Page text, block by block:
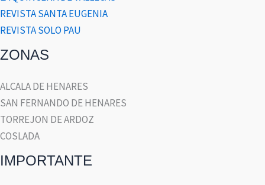
REVISTA SANTA EUGENIA
REVISTA SOLO PAU
ZONAS
ALCALA DE HENARES
SAN FERNANDO DE HENARES
TORREJON DE ARDOZ
COSLADA
IMPORTANTE